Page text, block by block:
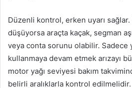
Düzenli kontrol, erken uyarı sağlar.
düşüyorsa araçta kaçak, segman
veya conta sorunu olabilir. Sadece
kullanmaya devam etmek arızayı
motor yağı seviyesi bakım
belirli aralıklarla kontrol edilmelidir.